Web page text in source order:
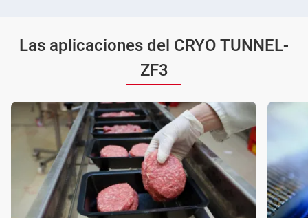
Las aplicaciones del CRYO TUNNEL-
ZF3